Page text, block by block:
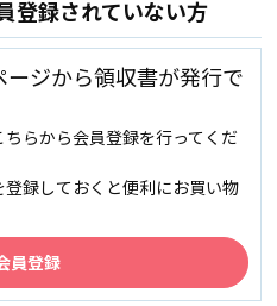
登録されていない方
ジから領収書が発行で
らから会員登録を行ってくだ
録しておくと便利にお買い物